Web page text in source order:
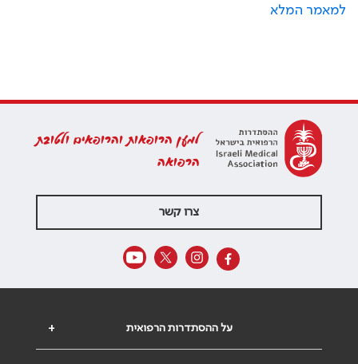
למאמר המלא
למען הרופאות והרופאים ולטובת
הרפואה
צרו קשר
+ על ההסתדרות הרפואית